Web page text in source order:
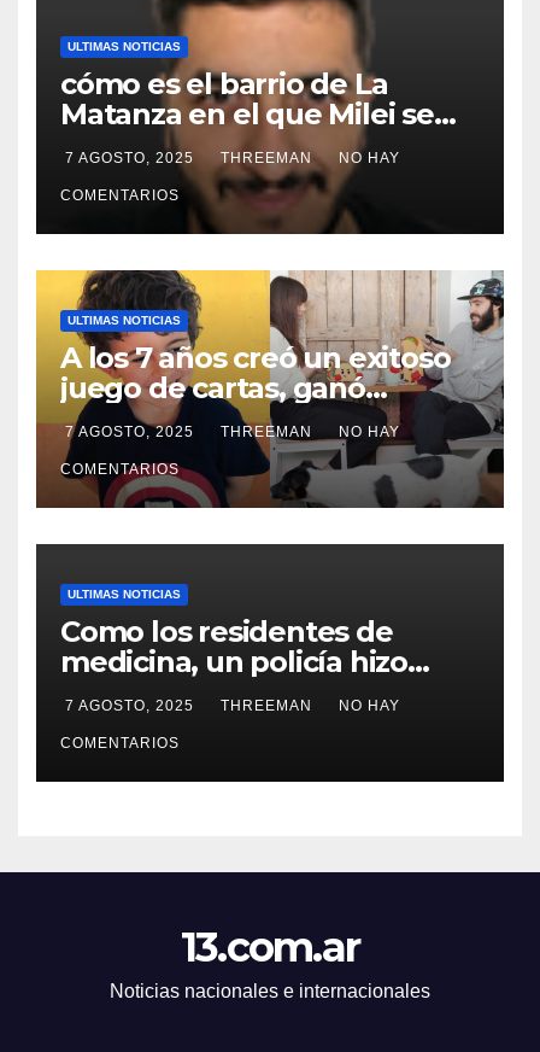
ULTIMAS NOTICIAS
cómo es el barrio de La
Matanza en el que Milei se
sacó la foto de lanzamiento
de campaña en provincia de
Buenos Aires
7 AGOSTO, 2025 THREEMAN NO HAY
COMENTARIOS
ULTIMAS NOTICIAS
A los 7 años creó un exitoso
juego de cartas, ganó
millones y ahora vendió la
idea para cumplir su sueño
7 AGOSTO, 2025 THREEMAN NO HAY
COMENTARIOS
ULTIMAS NOTICIAS
Como los residentes de
medicina, un policía hizo
trampa en un examen para
obtener un ascenso en Santa
Fe y fue suspendido
7 AGOSTO, 2025 THREEMAN NO HAY
COMENTARIOS
13.com.ar
Noticias nacionales e internacionales